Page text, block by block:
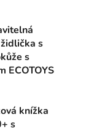
s
s
ECOTOYS
knížka
s